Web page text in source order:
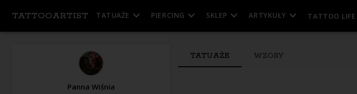
TATTOOARTIST TATUAŻE PIERCING SKLEP ARTYKUŁY TATTOO LIFE
Panna Wiśnia
TATUAŻE WZORY